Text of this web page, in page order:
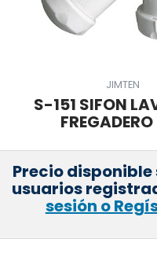
JIMTEN
S-151 SIFON
FREGADERO
Precio
usuarios
sesión o